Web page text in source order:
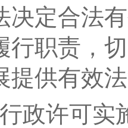
决定合法
行职责，
提供有效
政许可实